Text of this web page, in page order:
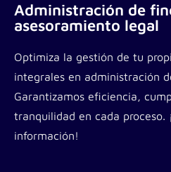
Administración de
asesoramiento legal
Optimiza la gestión de tu
integrales en administración
Garantizamos eficiencia,
tranquilidad en cada proceso.
información!